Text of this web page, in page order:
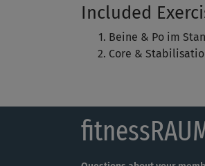
Included
Beine & Po im
Core &